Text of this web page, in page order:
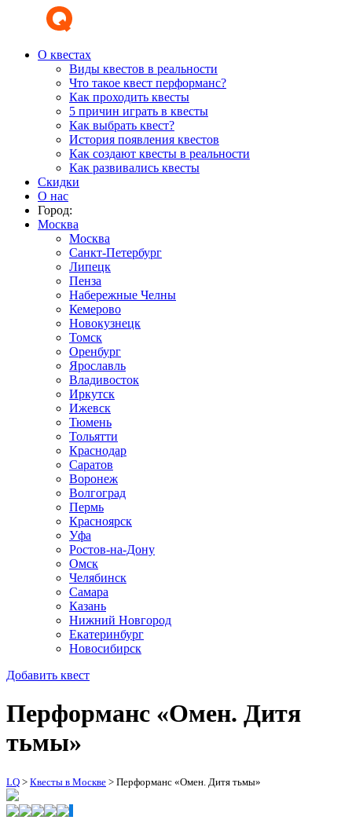
О квестах
Виды квестов в реальности
Что такое квест перформанс?
Как проходить квесты
5 причин играть в квесты
Как выбрать квест?
История появления квестов
Как создают квесты в реальности
Как развивались квесты
Скидки
О нас
Город:
Москва
Москва
Санкт-Петербург
Липецк
Пенза
Набережные Челны
Кемерово
Новокузнецк
Томск
Оренбург
Ярославль
Владивосток
Иркутск
Ижевск
Тюмень
Тольятти
Краснодар
Саратов
Воронеж
Волгоград
Пермь
Красноярск
Уфа
Ростов-на-Дону
Омск
Челябинск
Самара
Казань
Нижний Новгород
Екатеринбург
Новосибирск
Добавить квест
Перформанс «Омен. Дитя
тьмы»
LQ > Квесты в Москве > Перформанс «Омен. Дитя тьмы»